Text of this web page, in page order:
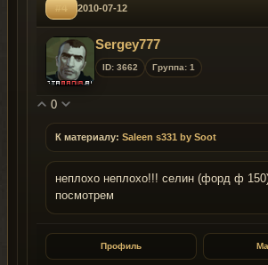
#4 2010-07-12
Sergey777
ID: 3662 Группа: 1
0
К материалу: Saleen s331 by Soot
неплохо неплохо!!! селин (форд ф
посмотрем
Профиль